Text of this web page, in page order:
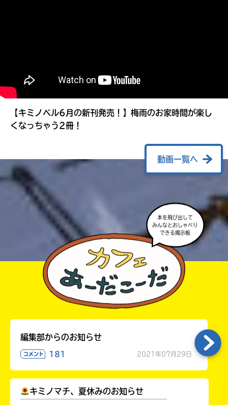
【キミノベル6月の新刊発売！】梅雨のお家時間が楽し
くなっちゃう2冊！
動画一覧へ
みんなとおしゃべり
できる掲示板
編集部からのお知らせ
コメント 181 2021年07月29日
キミノマチ、夏休みのお知らせ